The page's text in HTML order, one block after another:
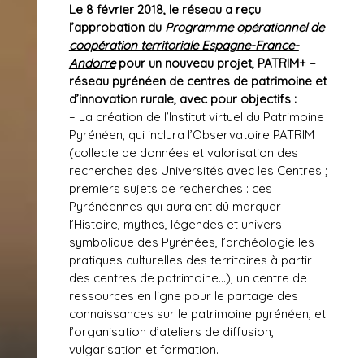
Le 8 février 2018, le réseau a reçu
l’approbation du Programme opérationnel de
coopération territoriale Espagne-France-
Andorrepour un nouveau projet, PATRIM+ –
réseau pyrénéen de centres de patrimoine et
d’innovation rurale, avec pour objectifs :
– La création de l’Institut virtuel du Patrimoine
Pyrénéen, qui inclura l’Observatoire PATRIM
(collecte de données et valorisation des
recherches des Universités avec les Centres ;
premiers sujets de recherches : ces
Pyrénéennes qui auraient dû marquer
l’Histoire, mythes, légendes et univers
symbolique des Pyrénées, l’archéologie les
pratiques culturelles des territoires à partir
des centres de patrimoine…), un centre de
ressources en ligne pour le partage des
connaissances sur le patrimoine pyrénéen, et
l’organisation d’ateliers de diffusion,
vulgarisation et formation.